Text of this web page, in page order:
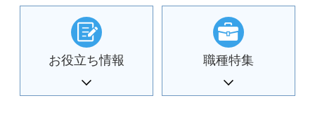
お役立ち情報 職種特集